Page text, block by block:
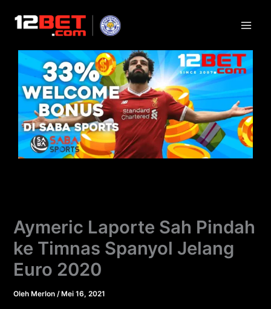
Aymeric Laporte Sah Pindah
ke Timnas Spanyol Jelang
Euro 2020
OlehMerlon /Mei 16, 2021